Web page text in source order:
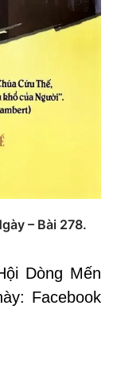
– Bài 278.
Dòng Mến
Facebook